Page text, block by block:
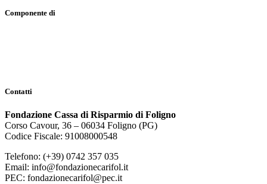
Componente di
Contatti
Fondazione Cassa di Risparmio di Foligno
Corso Cavour, 36 – 06034 Foligno (PG)
Codice Fiscale: 91008000548
Telefono: (+39) 0742 357 035
Email: info@fondazionecarifol.it
PEC: fondazionecarifol@pec.it